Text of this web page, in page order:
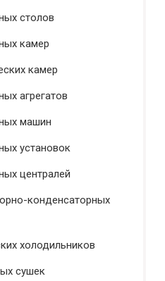
столов
камер
камер
агрегатов
машин
установок
централей
конденсаторных
холодильников
сушек